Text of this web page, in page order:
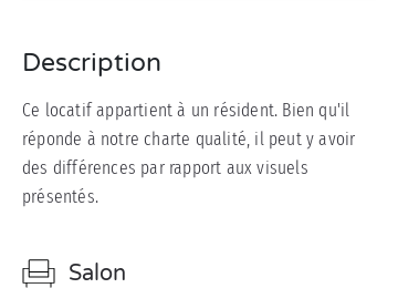
Description
Ce locatif appartient à un résident. Bien qu'il
réponde à notre charte qualité, il peut y avoir
des différences par rapport aux visuels
présentés.
Salon